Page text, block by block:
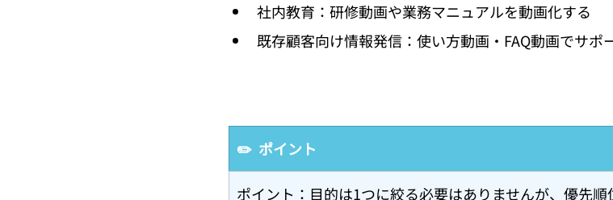
社内教育：研修動画や業務マニュアルを動画化する
既存顧客向け情報発信：使い方動画・FAQ動画でサポ
✏️  ポイント
ポイント：目的は1つに絞る必要はありませんが、優先